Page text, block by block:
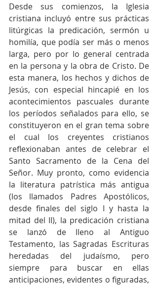
Desde sus comienzos, la Iglesia
cristiana incluyó entre sus prácticas
litúrgicas la predicación, sermón u
homilía, que podía ser más o menos
larga, pero por lo general centrada
en la persona y la obra de Cristo. De
esta manera, los hechos y dichos de
Jesús, con especial hincapié en los
acontecimientos pascuales durante
los períodos señalados para ello, se
constituyeron en el gran tema sobre
el cual los creyentes cristianos
reflexionaban antes de celebrar el
Santo Sacramento de la Cena del
Señor. Muy pronto, como evidencia
la literatura patrística más antigua
(los llamados Padres Apostólicos,
desde finales del siglo I y hasta la
mitad del II), la predicación cristiana
se lanzó de lleno al Antiguo
Testamento, las Sagradas Escrituras
heredadas del judaísmo, pero
siempre para buscar en ellas
anticipaciones, evidentes o figuradas,